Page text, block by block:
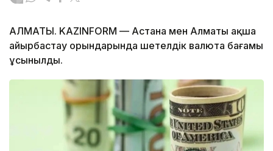
АЛМАТЫ. KAZINFORM — Астана мен Алматы ақша
айырбастау орындарында шетелдік валюта бағамы
ұсынылды.